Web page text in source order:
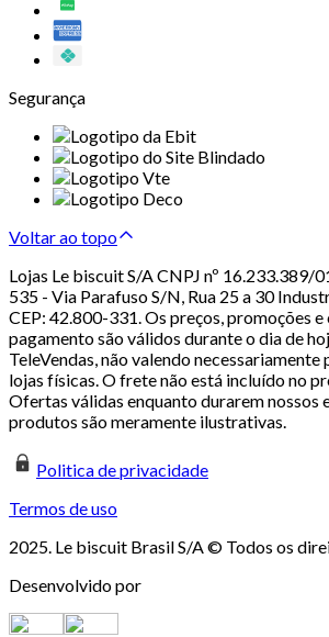
Segurança
Voltar ao topo
Lojas Le biscuit S/A CNPJ nº 16.233.389/
535 - Via Parafuso S/N, Rua 25 a 30
CEP: 42.800-331. Os preços, promoções e
pagamento são válidos durante o dia de
TeleVendas, não valendo necessariamente
lojas físicas. O frete não está incluído no
Ofertas válidas enquanto durarem nossos
produtos são meramente ilustrativas.
Politica de privacidade
Termos de uso
2025. Le biscuit Brasil S/A © Todos os
Desenvolvido por